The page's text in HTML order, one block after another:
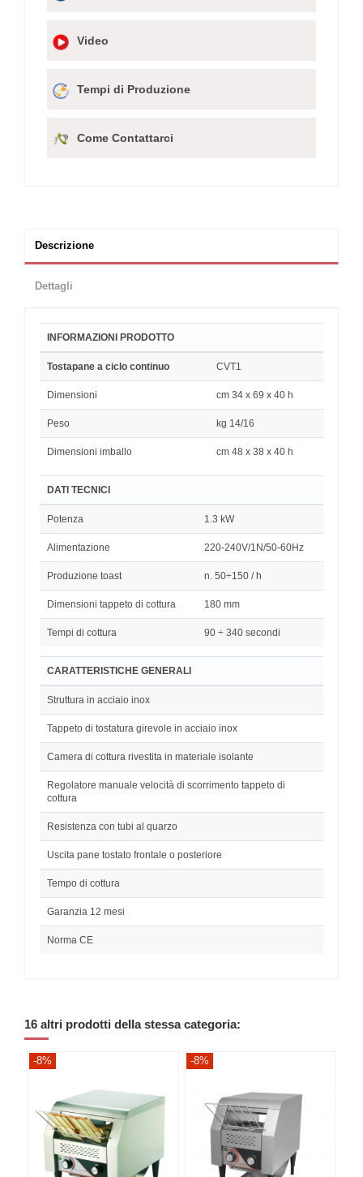
Video
Tempi di Produzione
Come Contattarci
Descrizione
Dettagli
INFORMAZIONI PRODOTTO
Tostapane a ciclo continuo CVT1
Dimensioni cm 34 x 69 x 40 h
Peso kg 14/16
Dimensioni imballo cm 48 x 38 x 40 h
DATI TECNICI
Potenza 1.3 kW
Alimentazione 220-240V/1N/50-60Hz
Produzione toast n. 50÷150 / h
Dimensioni tappeto di cottura 180 mm
Tempi di cottura 90 ÷ 340 secondi
CARATTERISTICHE GENERALI
Struttura in acciaio inox
Tappeto di tostatura girevole in acciaio inox
Camera di cottura rivestita in materiale isolante
Regolatore manuale velocità di scorrimento tappeto di
cottura
Resistenza con tubi al quarzo
Uscita pane tostato frontale o posteriore
Tempo di cottura
Garanzia 12 mesi
Norma CE
16 altri prodotti della stessa categoria:
-8% -8%